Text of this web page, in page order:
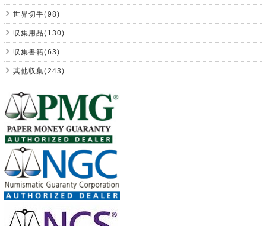
世界切手(98)
収集用品(130)
収集書籍(63)
其他収集(243)